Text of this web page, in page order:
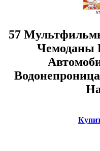
57
Чемоданы